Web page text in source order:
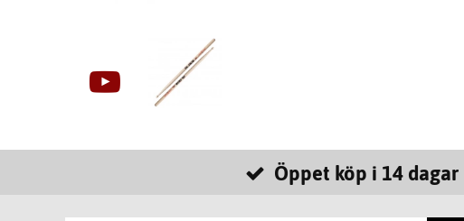
Öppet köp i 14 dagar